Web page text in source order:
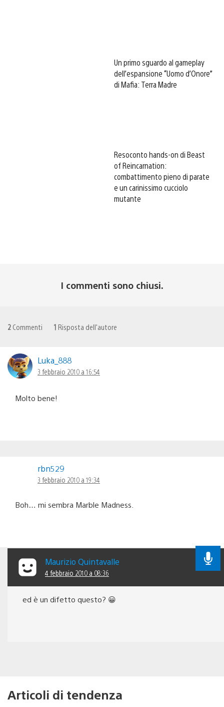
Un primo sguardo al gameplay
dell’espansione “Uomo d’Onore”
di Mafia: Terra Madre
Resoconto hands-on di Beast
of Reincarnation:
combattimento pieno di parate
e un carinissimo cucciolo
mutante
I commenti sono chiusi.
2 Commenti 1 Risposta dell'autore
Luka_888
3 febbraio 2010 a 16:54
Molto bene!
rbn529
3 febbraio 2010 a 19:34
Boh… mi sembra Marble Madness.
Maurizio Quintavalle
4 febbraio 2010 a 08:36
ed è un difetto questo? 😀
Articoli di tendenza